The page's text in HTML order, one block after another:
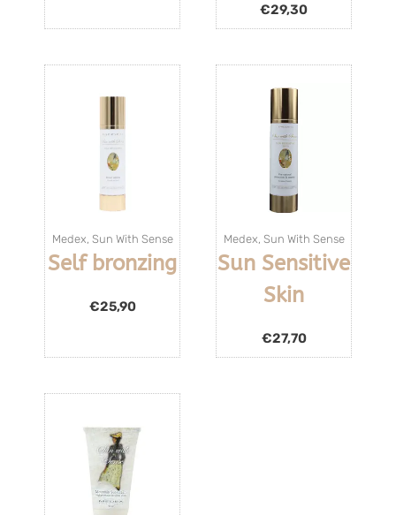
€29,30
Medex, Sun With Sense
Self bronzing
€25,90
Medex, Sun With Sense
Sun Sensitive
Skin
€27,70